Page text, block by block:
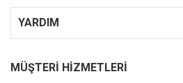
YARDIM
MÜŞTERİ HİZMETLERİ